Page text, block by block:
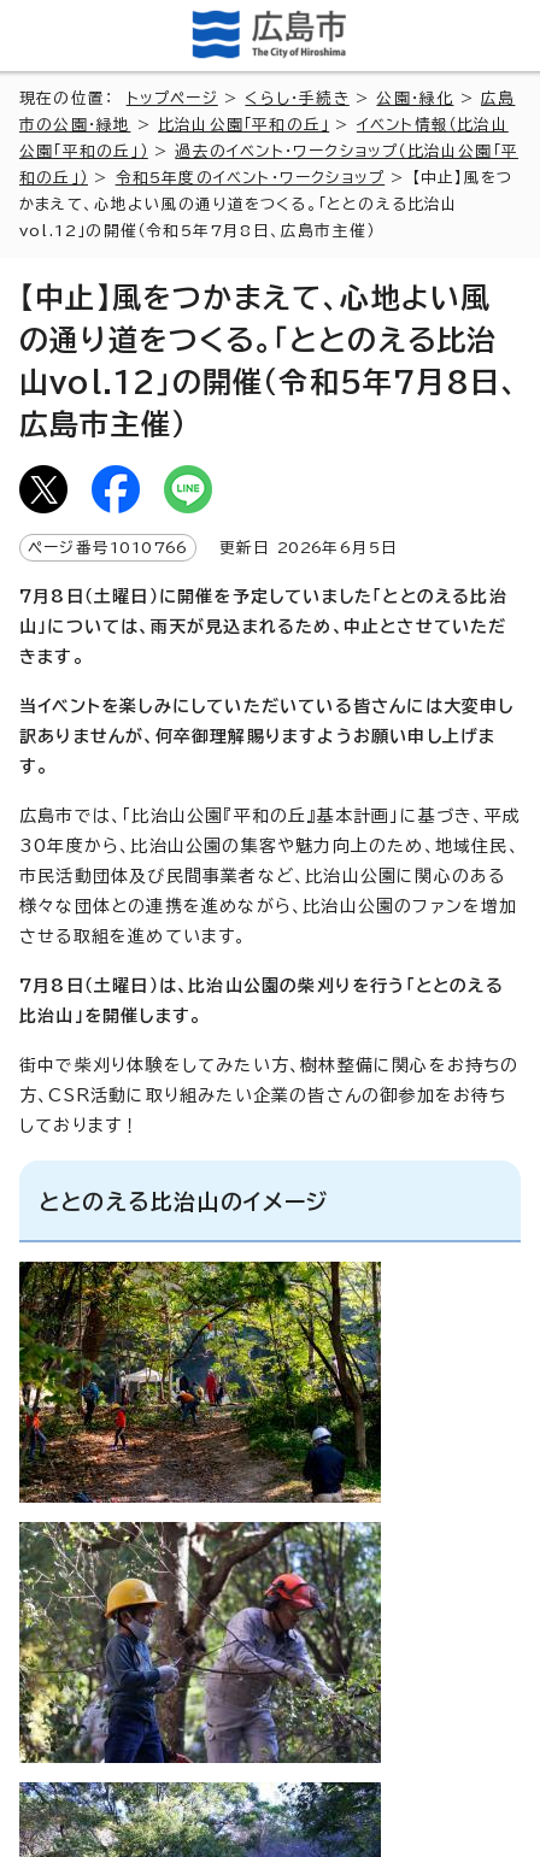
現在の位置： トップページ > くらし・手続き >公園・緑化 >広島
市の公園・緑地
> 比治山公園「平和の丘」 > イベント情報（比治山
公園「平和の丘」）
>過去のイベント・ワークショップ（比治山公園「平
和の丘」）
> 令和5年度のイベント・ワークショップ > 【中止】風をつ
かまえて、心地よい風の通り道をつくる。「ととのえる比治山
vol.12」の開催（令和5年7月8日、広島市主催）
【中止】風をつかまえて、心地よい風
の通り道をつくる。「ととのえる比治
山vol.12」の開催（令和5年7月8日、
広島市主催）
ページ番号 1010766 更新日 2026年6月5日
7月8日（土曜日）に開催を予定していました「ととのえる比治
山」については、雨天が見込まれるため、中止とさせていただ
きます。
当イベントを楽しみにしていただいている皆さんには大変申し
訳ありませんが、何卒御理解賜りますようお願い申し上げま
す。
広島市では、「比治山公園『平和の丘』基本計画」に基づき、平成
30年度から、比治山公園の集客や魅力向上のため、地域住民、
市民活動団体及び民間事業者など、比治山公園に関心のある
様々な団体との連携を進めながら、比治山公園のファンを増加
させる取組を進めています。
7月8日（土曜日）は、比治山公園の柴刈りを行う「ととのえる
比治山」を開催します。
街中で柴刈り体験をしてみたい方、樹林整備に関心をお持ちの
方、CSR活動に取り組みたい企業の皆さんの御参加をお待ち
しております！
ととのえる比治山のイメージ